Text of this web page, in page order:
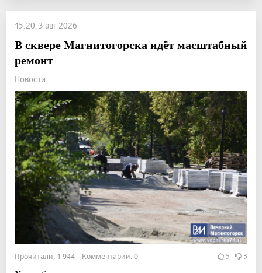
15:20, 3 авг 2026
В сквере Магнитогорска идёт масштабный
ремонт
Новости
Прочитали: 1 944 Комментарии: 0 5 3